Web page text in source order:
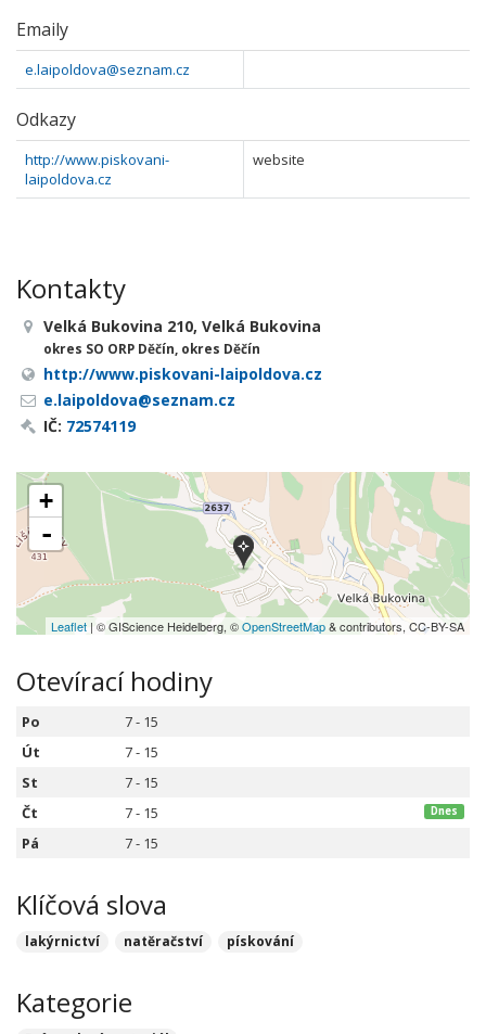
Emaily
e.laipoldova@seznam.cz
Odkazy
http://www.piskovani-
laipoldova.cz
website
Kontakty
Velká Bukovina 210, Velká Bukovina
okres SO ORP Děčín, okres Děčín
http://www.piskovani-laipoldova.cz
e.laipoldova@seznam.cz
IČ: 72574119
+
-
Leaflet | © GIScience Heidelberg, ©OpenStreetMap& contributors, CC-BY-SA
Otevírací hodiny
Po
7 - 15
Út
7 - 15
St
7 - 15
Čt
7 - 15 Dnes
Pá 7 - 15
Klíčová slova
lakýrnictví natěračství pískování
Kategorie